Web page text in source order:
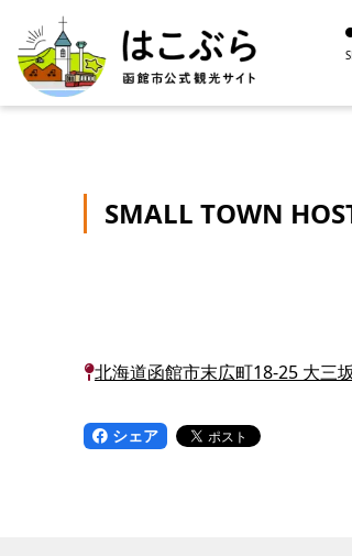
SMALL TOWN
北海道函館市末広町18-25 大三
シェア